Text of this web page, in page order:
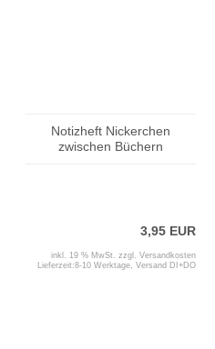
Notizheft Nickerchen
zwischen Büchern
3,95 EUR
inkl. 19 % MwSt. zzgl. Versandkosten
Lieferzeit:8-10 Werktage, Versand DI+DO